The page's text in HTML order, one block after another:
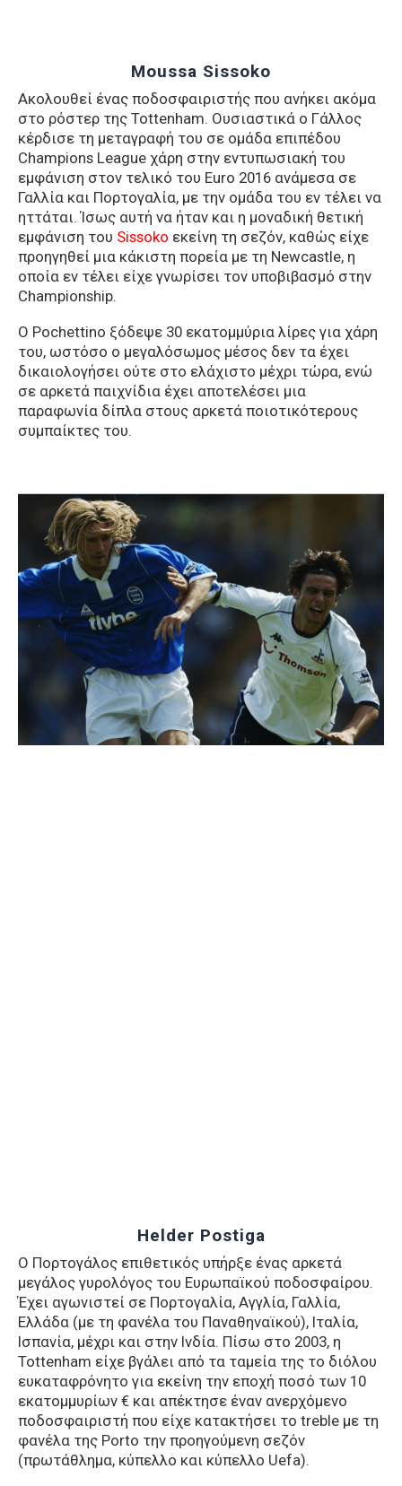
Moussa Sissoko
Ακολουθεί ένας ποδοσφαιριστής που ανήκει ακόμα
στο ρόστερ της Tottenham. Ουσιαστικά ο Γάλλος
κέρδισε τη μεταγραφή του σε ομάδα επιπέδου
Champions League χάρη στην εντυπωσιακή του
εμφάνιση στον τελικό του Euro 2016 ανάμεσα σε
Γαλλία και Πορτογαλία, με την ομάδα του εν τέλει να
ηττάται. Ίσως αυτή να ήταν και η μοναδική θετική
εμφάνιση του Sissoko εκείνη τη σεζόν, καθώς είχε
προηγηθεί μια κάκιστη πορεία με τη Newcastle, η
οποία εν τέλει είχε γνωρίσει τον υποβιβασμό στην
Championship.
O Pochettino ξόδεψε 30 εκατομμύρια λίρες για χάρη
του, ωστόσο ο μεγαλόσωμος μέσος δεν τα έχει
δικαιολογήσει ούτε στο ελάχιστο μέχρι τώρα, ενώ
σε αρκετά παιχνίδια έχει αποτελέσει μια
παραφωνία δίπλα στους αρκετά ποιοτικότερους
συμπαίκτες του.
Helder Postiga
Ο Πορτογάλος επιθετικός υπήρξε ένας αρκετά
μεγάλος γυρολόγος του Ευρωπαϊκού ποδοσφαίρου.
Έχει αγωνιστεί σε Πορτογαλία, Αγγλία, Γαλλία,
Ελλάδα (με τη φανέλα του Παναθηναϊκού), Ιταλία,
Ισπανία, μέχρι και στην Ινδία. Πίσω στο 2003, η
Tottenham είχε βγάλει από τα ταμεία της το διόλου
ευκαταφρόνητο για εκείνη την εποχή ποσό των 10
εκατομμυρίων € και απέκτησε έναν ανερχόμενο
ποδοσφαιριστή που είχε κατακτήσει το treble με τη
φανέλα της Porto την προηγούμενη σεζόν
(πρωτάθλημα, κύπελλο και κύπελλο Uefa).